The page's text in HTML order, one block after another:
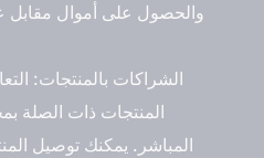
والحصول على أموال مقابل
الشراكات بالمنتجات:
المنتجات ذات الصلة
المباشر. يمكنك توصيل